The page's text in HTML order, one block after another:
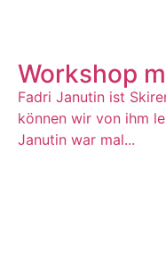
Workshop
Fadri Janutin ist
können wir von ihm
Janutin war mal...